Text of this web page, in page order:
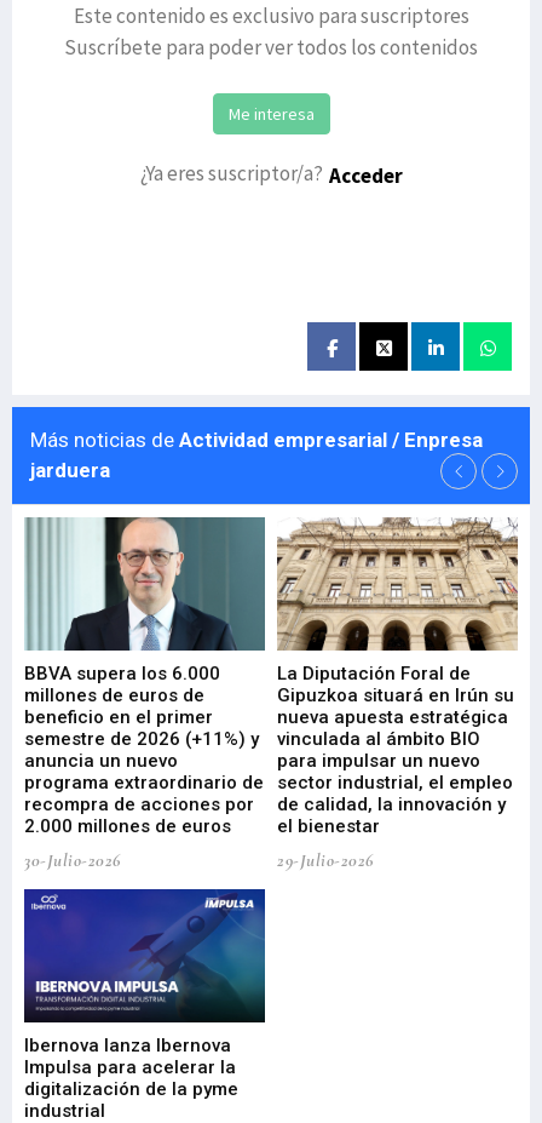
Este contenido es exclusivo para suscriptores
Suscríbete para poder ver todos los contenidos
Me interesa
¿Ya eres suscriptor/a? Acceder
Más noticias de Actividad empresarial / Enpresa
jarduera
BBVA supera los 6.000
millones de euros de
beneficio en el primer
semestre de 2026 (+11%) y
anuncia un nuevo
programa extraordinario de
recompra de acciones por
2.000 millones de euros
30-Julio-2026
La Diputación Foral de
Gipuzkoa situará en Irún su
nueva apuesta estratégica
vinculada al ámbito BIO
para impulsar un nuevo
sector industrial, el empleo
de calidad, la innovación y
el bienestar
29-Julio-2026
Ibernova lanza Ibernova
Impulsa para acelerar la
digitalización de la pyme
industrial